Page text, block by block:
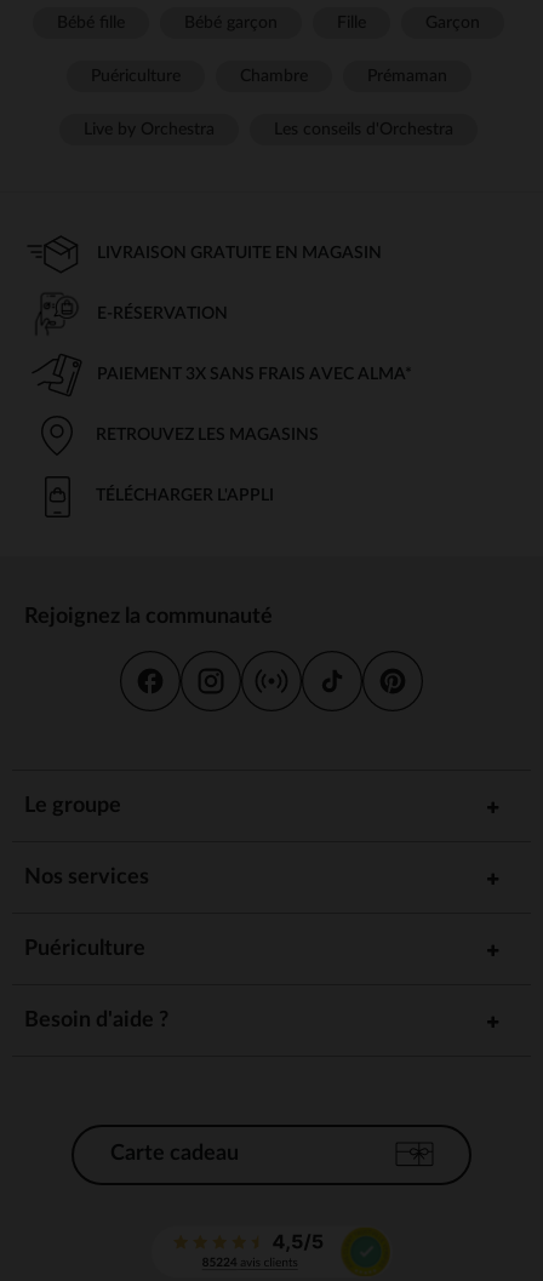
LIVRAISON GRATUITE EN MAGASIN
E-RÉSERVATION
PAIEMENT 3X SANS FRAIS AVEC ALMA*
RETROUVEZ LES MAGASINS
TÉLÉCHARGER L'APPLI
Rejoignez la communauté
Le groupe
Nos services
Puériculture
Besoin d'aide ?
Carte cadeau